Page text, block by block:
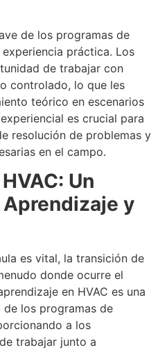
de los programas de
práctica. Los
de trabajar con
controlado, lo que les
teórico en escenarios
es crucial para
resolución de problemas y
en el campo.
Un
y
es vital, la transición de
donde ocurre el
en HVAC es una
los programas de
a los
trabajar junto a